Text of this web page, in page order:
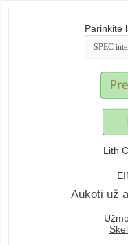
Parinkite
Lith
Aukoti už